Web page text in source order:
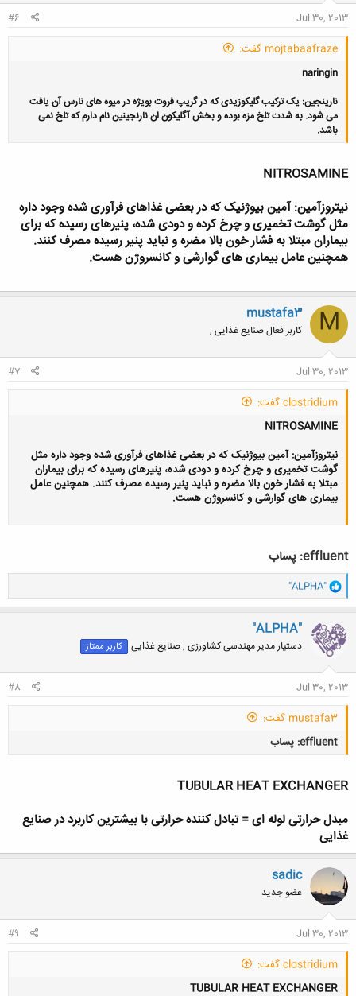
Jul 30, 2013
#6
mojtabaafraze گفت:
naringin
نارینجین: یک ترکیب گلیکوزیدی که در گریپ فروتبویژه در میوه های نارس آنیافت
می شود. به شدت تلخ مزه بوده و بخش آگلیکون ان نارنجینین نام دارم که تلخ نمی
باشد.
NITROSAMINE
نیتروزآمین: آمین بیوژنیک که در بعضی غذاهای فرآوری شده وجود داره
مثل گوشت تخمیری و چرخ کرده و دودی شده، پنیرهای رسیده که برای
بیماران مبتلا به فشار خون بالا مضره و نباید پنیر رسیده مصرف کنند.
همچنین عامل بیماری های گوارشی و کانسروژن هست.
M
mustafa3
کاربر فعال صنایع غذایی ,
Jul 30, 2013
#7
clostridium گفت:
NITROSAMINE
نیتروزآمین: آمین بیوژنیک که در بعضی غذاهای فرآوری شده وجود داره مثل
گوشت تخمیری و چرخ کرده و دودی شده، پنیرهای رسیده که برای بیماران
مبتلا به فشار خون بالا مضره و نباید پنیر رسیده مصرف کنند. همچنین عامل
بیماری های گوارشی و کانسروژن هست.
effluent: پساب
و
ا
ک
ن
ش
ه
ا
"ALPHA"
"ALPHA"
دستیار مدیر مهندسی کشاورزی , صنایع غذایی کاربر ممتاز
Jul 30, 2013
#8
mustafa3 گفت:
effluent: پساب
TUBULAR HEAT EXCHANGER
مبدل حرارتی لوله ای = تبادل کننده حرارتی با بیشترین کاربرد در صنایع
غذایی
sadic
عضو جدید
Jul 30, 2013
#9
clostridium گفت:
TUBULAR HEAT EXCHANGER